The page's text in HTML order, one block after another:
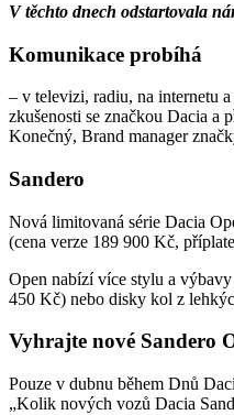
V těchto dnech odstartovala
Komunikace probíhá
– v televizi, radiu, na internetu
zkušenosti se značkou Dacia a
Konečný, Brand manager
Sandero
Nová limitovaná série Dacia
(cena verze 189 900 Kč,
Open nabízí více stylu a
450 Kč) nebo disky kol z
Vyhrajte nové Sandero
Pouze v dubnu během Dnů
„Kolik nových vozů Dacia